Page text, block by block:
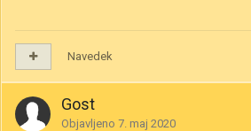
Navedek
Gost
Objavljeno 7. maj 2020